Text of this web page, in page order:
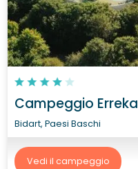
Campeggio Erreka
Bidart, Paesi Baschi
Vedi il campeggio